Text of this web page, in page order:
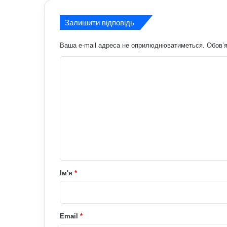
Залишити відповідь
Ваша e-mail адреса не оприлюднюватиметься.
рІм'я *
Email *